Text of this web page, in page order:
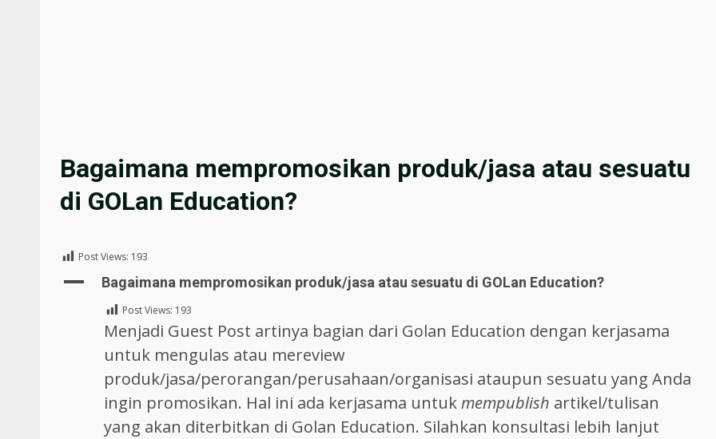
Bagaimana mempromosikan produk/jasa atau sesuatu
di GOLan Education?
Post Views: 193
A Bagaimana mempromosikan produk/jasa atau sesuatu di GOLan Education?
Post Views: 193
Menjadi Guest Post artinya bagian dari Golan Education dengan kerjasama
untuk mengulas atau mereview
produk/jasa/perorangan/perusahaan/organisasi ataupun sesuatu yang Anda
ingin promosikan. Hal ini ada kerjasama untukmempublish artikel/tulisan
yang akan diterbitkan di Golan Education. Silahkan konsultasi lebih lanjut